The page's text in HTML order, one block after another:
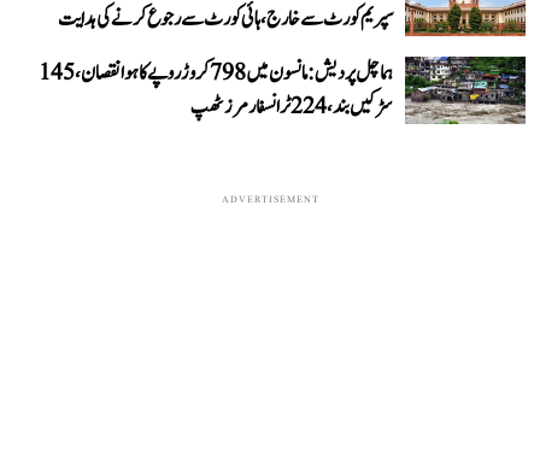
سپریم کورٹ سے خارج، ہائی کورٹ سے رجوع کرنے کی ہدایت
ہماچل پردیش: مانسون میں 798 کروڑ روپے کا ہوا نقصان، 145
سڑکیں بند، 224 ٹرانسفارمرز ٹھپ
ADVERTISEMENT